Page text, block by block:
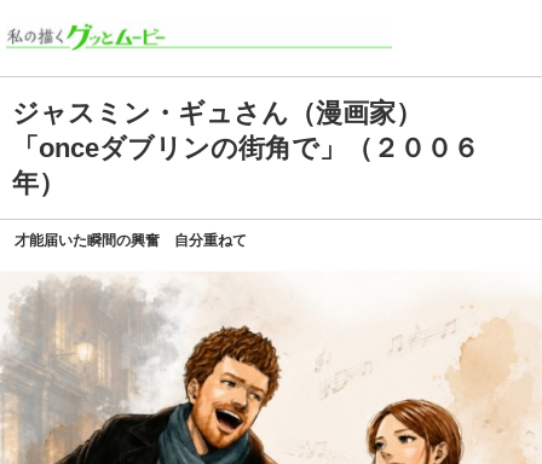
ジャスミン・ギュさん（漫画家）
「onceダブリンの街角で」（２００６
年）
才能届いた瞬間の興奮 自分重ねて